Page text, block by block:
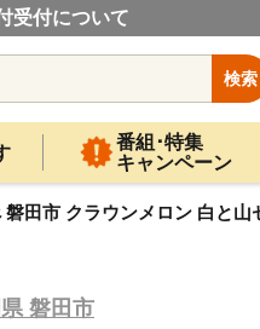
受付について
検索
番組･特集
キャンペーン
田市 クラウンメロン 白と山
磐田市